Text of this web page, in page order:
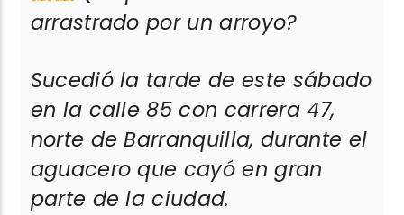
arrastrado por un arroyo?
Sucedió la tarde de este sábado
en la calle 85 con carrera 47,
norte de Barranquilla, durante el
aguacero que cayó en gran
parte de la ciudad.